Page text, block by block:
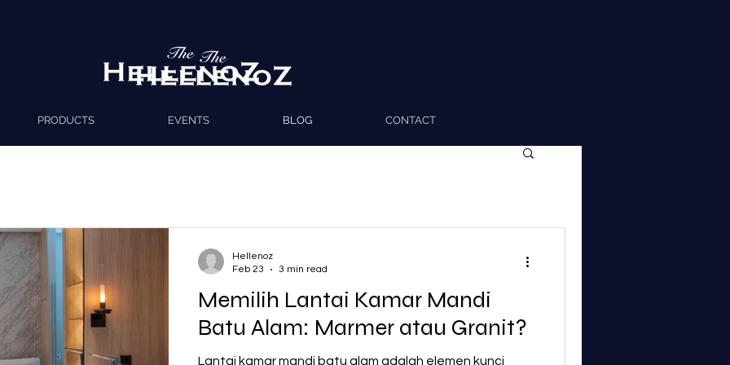
Memilih Lantai Kamar Mandi
Batu Alam: Marmer atau Granit?
Lantai kamar mandi batu alam adalah elemen kunci
Hellenoz
Feb 23
3 min read
PRODUCTS EVENTS BLOG CONTACT